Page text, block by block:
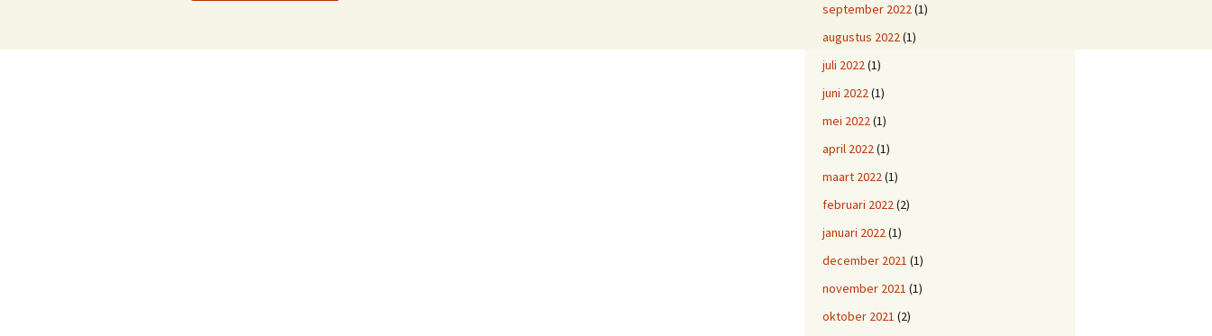
september 2022(1)
augustus 2022(1)
juli 2022(1)
juni 2022(1)
mei 2022(1)
april 2022(1)
maart 2022(1)
februari 2022(2)
januari 2022(1)
december 2021 (1)
november 2021 (1)
oktober 2021 (2)